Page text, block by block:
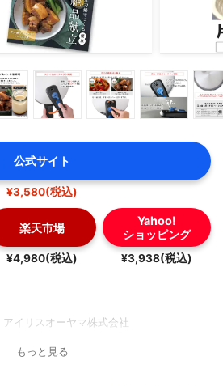
公式サイト
¥3,580(税込)
楽天市場
¥4,980(税込)
Yahoo!
ショッピング
¥3,938(税込)
アイリスオーヤマ株式会社
もっと見る